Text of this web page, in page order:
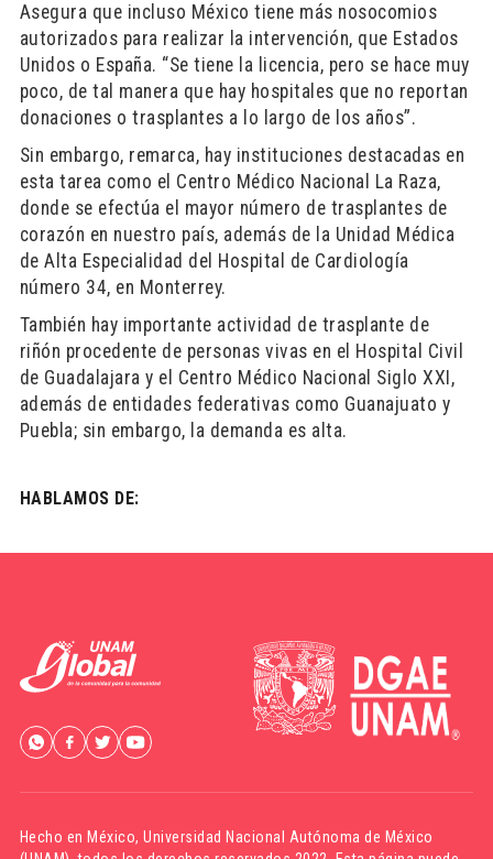
Asegura que incluso México tiene más nosocomios
autorizados para realizar la intervención, que Estados
Unidos o España. “Se tiene la licencia, pero se hace muy
poco, de tal manera que hay hospitales que no reportan
donaciones o trasplantes a lo largo de los años”.
Sin embargo, remarca, hay instituciones destacadas en
esta tarea como el Centro Médico Nacional La Raza,
donde se efectúa el mayor número de trasplantes de
corazón en nuestro país, además de la Unidad Médica
de Alta Especialidad del Hospital de Cardiología
número 34, en Monterrey.
También hay importante actividad de trasplante de
riñón procedente de personas vivas en el Hospital Civil
de Guadalajara y el Centro Médico Nacional Siglo XXI,
además de entidades federativas como Guanajuato y
Puebla; sin embargo, la demanda es alta.
HABLAMOS DE:
Hecho en México,Universidad Nacional Autónoma de México